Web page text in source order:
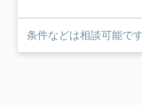
条件などは相談可能で